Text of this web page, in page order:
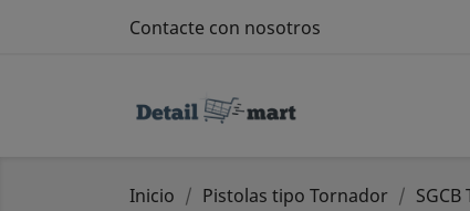
Contacte con nosotros
Inicio Pistolas tipo Tornador SGCB